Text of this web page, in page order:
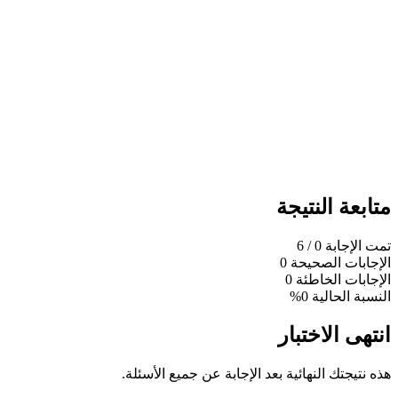
متابعة النتيجة
تمت الإجابة 0
/ 6
الإجابات الصحيحة 0
الإجابات الخاطئة 0
النسبة الحالية 0%
انتهى الاختبار
هذه نتيجتك النهائية بعد الإجابة عن جميع الأسئلة.